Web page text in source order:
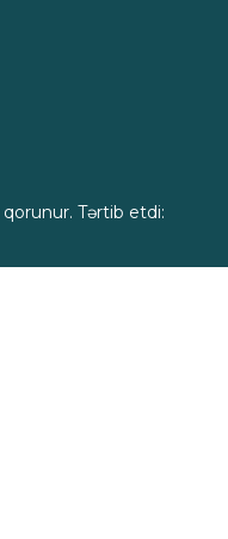
Tərtib etdi: